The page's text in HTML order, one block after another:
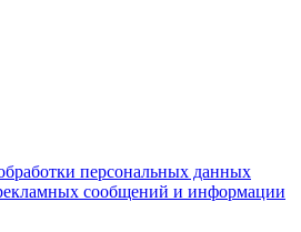
персональных данных
сообщений и информации